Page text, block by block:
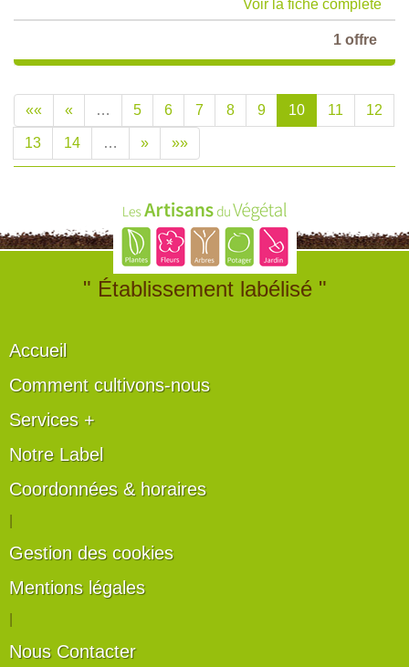
Voir la fiche complète
1 offre
«« « … 5 6 7 8 9 10 11 12
13 14 … » »»
" Établissement labélisé "
Accueil
Comment cultivons-nous
Services +
Notre Label
Coordonnées & horaires
Gestion des cookies
Mentions légales
Nous Contacter